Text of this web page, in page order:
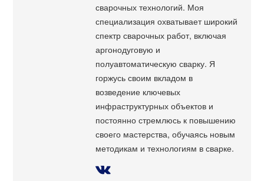
сварочных технологий. Моя
специализация охватывает широкий
спектр сварочных работ, включая
аргонодуговую и
полуавтоматическую сварку. Я
горжусь своим вкладом в
возведение ключевых
инфраструктурных объектов и
постоянно стремлюсь к повышению
своего мастерства, обучаясь новым
методикам и технологиям в сварке.